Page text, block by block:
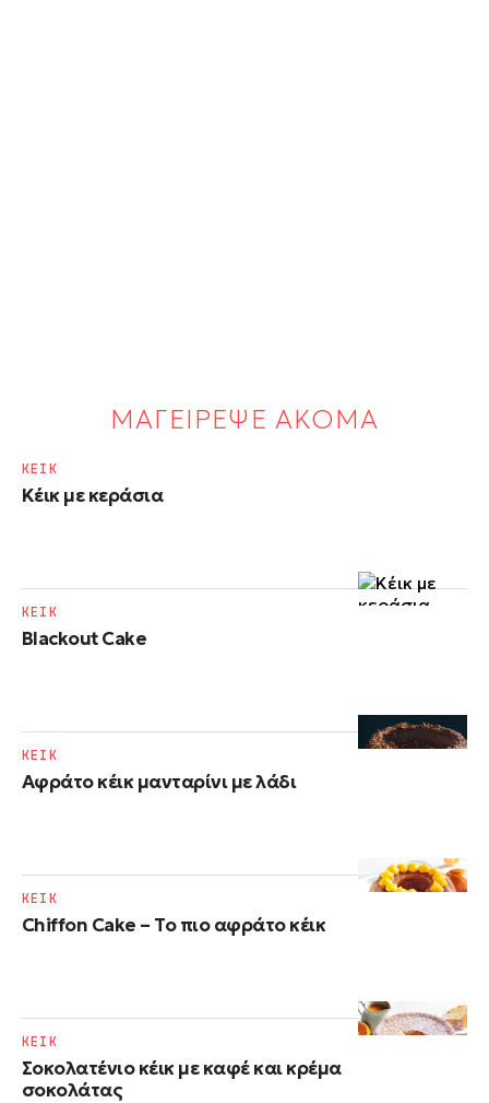
ΜΑΓΕΙΡΕΨΕ ΑΚΟΜΑ
Κέικ με κεράσια
ΚΕΙΚ
Blackout Cake
ΚΕΙΚ
Αφράτο κέικ μανταρίνι με λάδι
ΚΕΙΚ
Chiffon Cake – Το πιο αφράτο κέικ
ΚΕΙΚ
Σοκολατένιο κέικ με καφέ και κρέμα
σοκολάτας
ΚΕΙΚ